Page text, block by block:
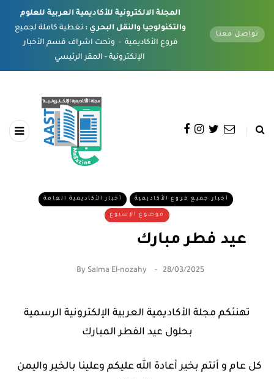
المجلة الالكترونية للأكاديمية العربية للعلوم
والتكنولوجيا والنقل البحري : تغطية كاملة لجميع
فروع الأكاديمية - وتحت اشراف قسم الأخبار
تواصل معنا
أخبار الأكاديمية العامة أخبار جميع فروع الأكاديمية
موضوع الإسبوع
عيد فطر مبارك
By Salma El-nozahy 28/03/2025
تهنئكم مجلة الأكاديمية العربية الإلكترونية الرسمية
بحلول عيد الفطر المبارك